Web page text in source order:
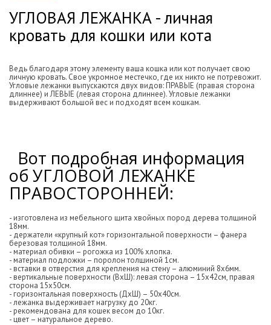
УГЛОВАЯ ЛЕЖАНКА - личная
кровать для кошки или кота
Ведь благодаря этому элементу ваша кошка или кот получает свою
личную кровать. Свое укромное местечко, где их никто не потревожит.
Угловые лежанки выпускаются двух видов: ПРАВЫЕ (правая сторона
длиннее) и ЛЕВЫЕ (левая сторона длиннее). Угловые лежанки
выдерживают большой вес и подходят всем кошкам.
Вот подробная информация
об УГЛОВОЙ ЛЕЖАНКЕ
ПРАВОСТОРОННЕЙ:
- изготовлена из мебельного щита хвойных пород дерева толщиной
18мм.
- держатели «крупный кот» горизонтальной поверхности – фанера
березовая толщиной 18мм.
- материал обивки – рогожка из 100% хлопка.
- материал подложки – поролон толщиной 1см.
- вставки в отверстия для крепления на стену – алюминий 8х6мм.
- вертикальные поверхности (ВхШ): левая сторона – 15х42см, правая
сторона 15х50см.
- горизонтальная поверхность (ДхШ) – 50х40см.
- лежанка выдерживает нагрузку до 20кг.
- рекомендована для кошек весом до 10кг.
- цвет – натуральное дерево.